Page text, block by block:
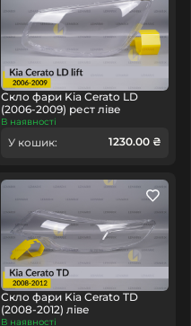
Скло фари Kia Cerato LD
(2006-2009) рест ліве
В наявності
У кошик: 1230.00 ₴
Скло фари Kia Cerato TD
(2008-2012) ліве
В наявності